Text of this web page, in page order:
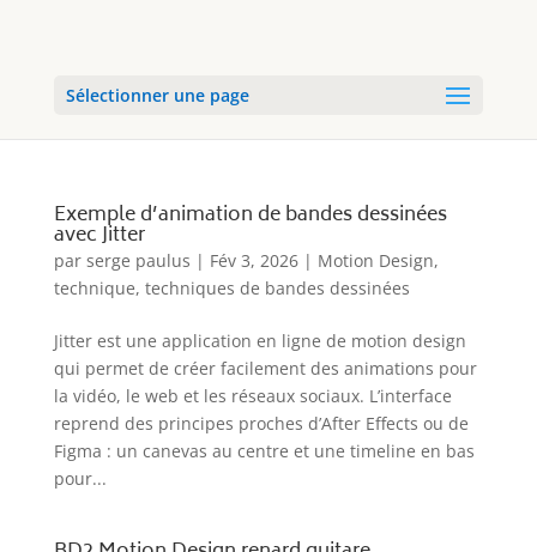
Sélectionner une page
Exemple d’animation de bandes dessinées
avec Jitter
par serge paulus | Fév 3, 2026| Motion Design,
technique, techniques de bandes dessinées
Jitter est une application en ligne de motion design
qui permet de créer facilement des animations pour
la vidéo, le web et les réseaux sociaux. L’interface
reprend des principes proches d’After Effects ou de
Figma : un canevas au centre et une timeline en bas
pour...